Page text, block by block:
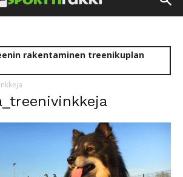
rakentaminen treenikuplan